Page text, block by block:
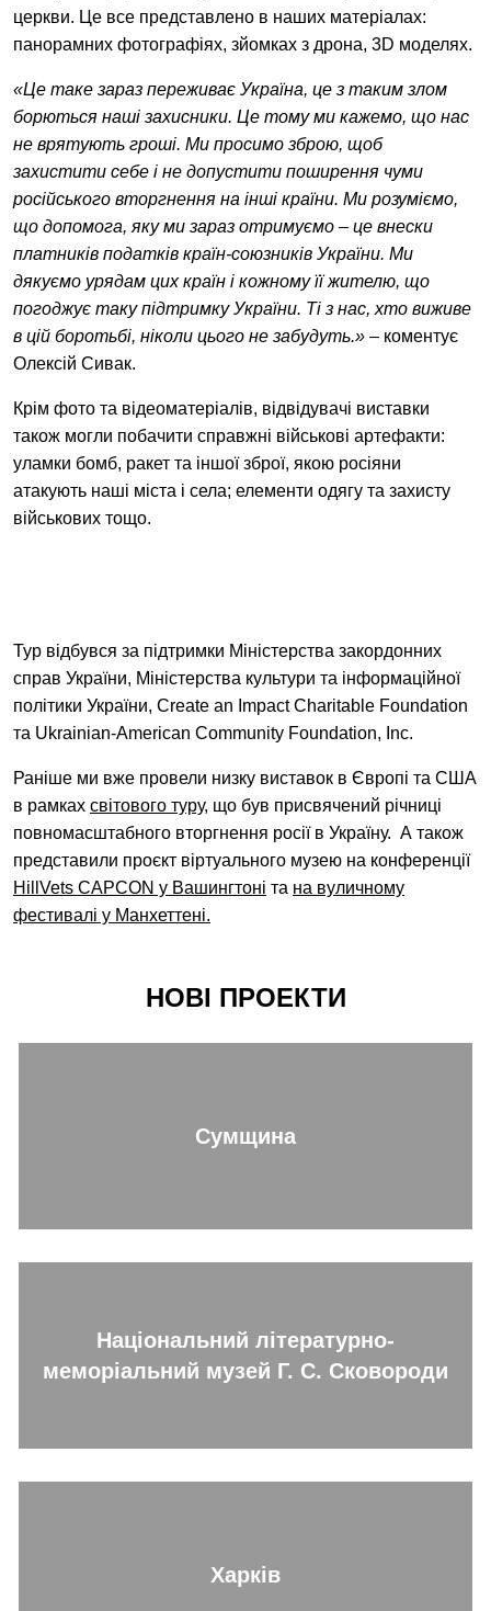
церкви. Це все представлено в наших матеріалах:
панорамних фотографіях, зйомках з дрона, 3D моделях.
«Це таке зараз переживає Україна, це з таким злом
борються наші захисники. Це тому ми кажемо, що нас
не врятують гроші. Ми просимо зброю, щоб
захистити себе і не допустити поширення чуми
російського вторгнення на інші країни. Ми розуміємо,
що допомога, яку ми зараз отримуємо – це внески
платників податків країн-союзників України. Ми
дякуємо урядам цих країн і кожному її жителю, що
погоджує таку підтримку України. Ті з нас, хто виживе
в цій боротьбі, ніколи цього не забудуть.» – коментує
Олексій Сивак.
Крім фото та відеоматеріалів, відвідувачі виставки
також могли побачити справжні військові артефакти:
уламки бомб, ракет та іншої зброї, якою росіяни
атакують наші міста і села; елементи одягу та захисту
військових тощо.
Тур відбувся за підтримки Міністерства закордонних
справ України, Міністерства культури та інформаційної
політики України, Create an Impact Charitable Foundation
та Ukrainian-American Community Foundation, Inc.
Раніше ми вже провели низку виставок в Європі та США
в рамках світового туру, що був присвячений річниці
повномасштабного вторгнення росії в Україну. А також
представили проєкт віртуального музею на конференції
HillVets CAPCON у Вашингтоні та на вуличному
фестивалі у Манхеттені.
НОВІ ПРОЕКТИ
Сумщина
Національний літературно-
меморіальний музей Г. С. Сковороди
Харків